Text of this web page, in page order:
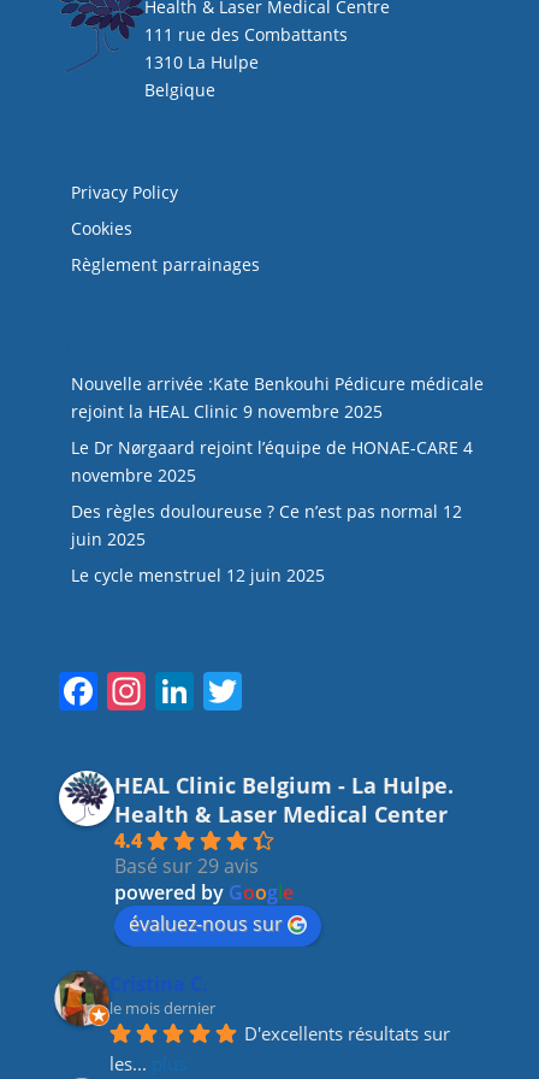
Health & Laser Medical Centre
111 rue des Combattants
1310 La Hulpe
Belgique
Privacy Policy
Cookies
Règlement parrainages
Nouvelle arrivée :Kate Benkouhi Pédicure médicale
rejoint la HEAL Clinic 9 novembre 2025
Le Dr Nørgaard rejoint l’équipe de HONAE-CARE 4
novembre 2025
Des règles douloureuse ? Ce n’est pas normal 12
juin 2025
Le cycle menstruel 12 juin 2025
F
c
e
b
o
o
k
In
a
gr
a
m
Li
k
e
dI
n
T
itt
er
HEAL Clinic Belgium - La Hulpe.
Health & Laser Medical Center
4.4
Basé sur 29 avis
powered by Google
évaluez-nous sur
Cristina C.
le mois dernier
D'excellents résultats sur
les... plus